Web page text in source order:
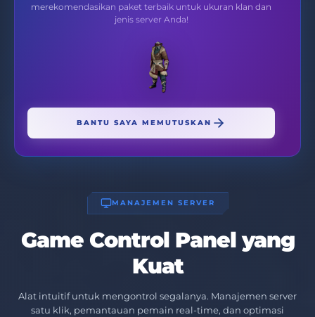
merekomendasikan paket terbaik untuk ukuran klan dan
jenis server Anda!
BANTU SAYA MEMUTUSKAN
MANAJEMEN SERVER
Game Control Panel yang
Kuat
Alat intuitif untuk mengontrol segalanya. Manajemen server
satu klik, pemantauan pemain real-time, dan optimasi